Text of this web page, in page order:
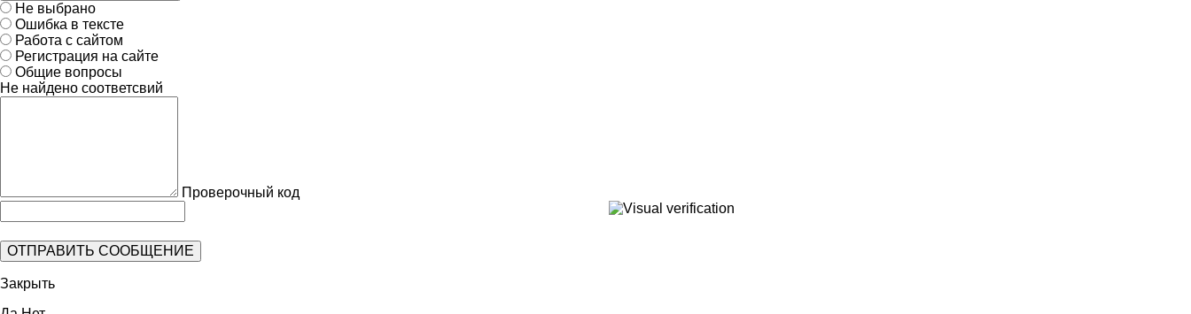
Не выбрано
Ошибка в тексте
Работа с сайтом
Регистрация на сайте
Общие вопросы
Не найдено соответсвий
Проверочный код
Закрыть